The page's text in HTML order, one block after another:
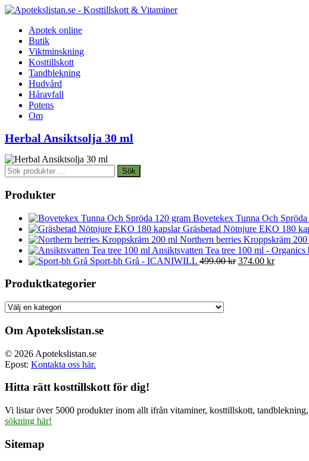
Apotek online
Butik
Viktminskning
Kosttillskott
Tandblekning
Hudvård
Håravfall
Potens
Om
Herbal Ansiktsolja 30 ml
Sök
efter:
Sök
Produkter
Bovetekex Tunna Och
Gräsbetad Nötnjure EKO 180
Northern berries Kroppskräm
Ansiktsvatten Tea tree 100 ml - Organics
Sport-bh Grå - ICANIWILL 499.00kr Det
374.00 krDet
Produktkategorier
Om Apotekslistan.se
© 2026 Apotekslistan.se
Epost: Kontakta oss här.
Hitta rätt kosttillskott för dig!
Vi listar över 5000 produkter inom allt ifrån vitaminer, kosttillskott,
sökning här!
Sitemap